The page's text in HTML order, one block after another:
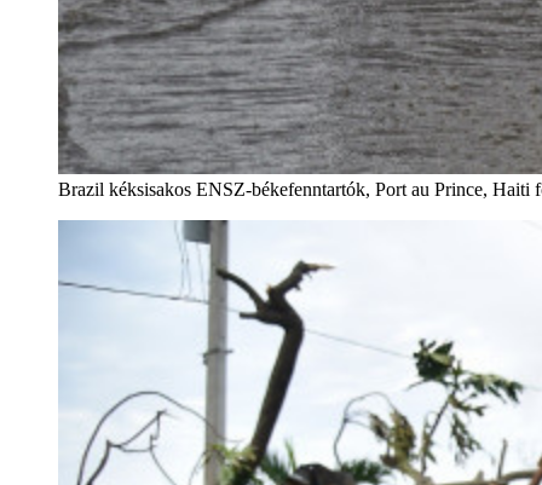
Brazil kéksisakos ENSZ-békefenntartók, Port au Prince,